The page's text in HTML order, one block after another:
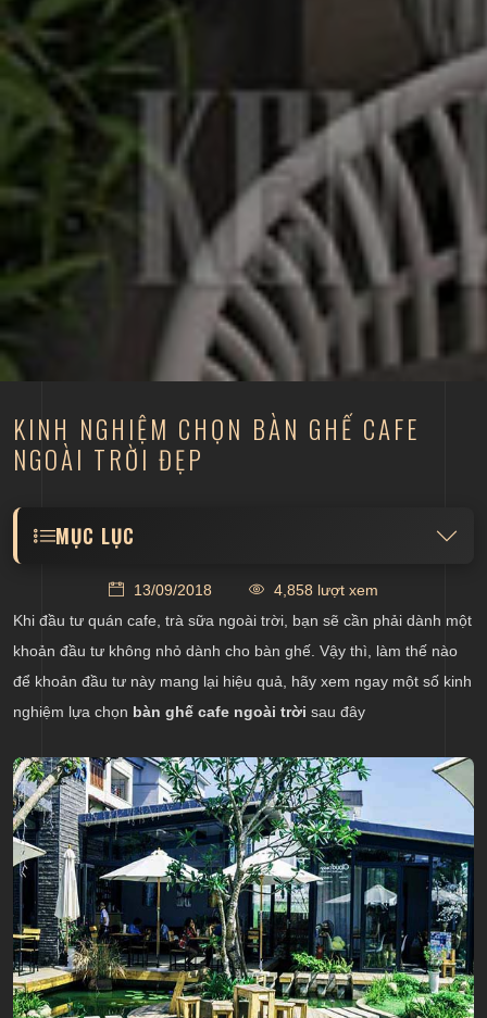
KINH NGHIỆM CHỌN BÀN GHẾ CAFE
NGOÀI TRỜI ĐẸP
MỤC LỤC
Bộ bàn ghế nhựa giả mây
13/09/2018
4,858 lượt xem
Khi đầu tư quán cafe, trà sữa ngoài trời, bạn sẽ cần phải dành một
khoản đầu tư không nhỏ dành cho bàn ghế. Vậy thì, làm thế nào
để khoản đầu tư này mang lại hiệu quả, hãy xem ngay một số kinh
nghiệm lựa chọn bàn ghế cafe ngoài trời sau đây